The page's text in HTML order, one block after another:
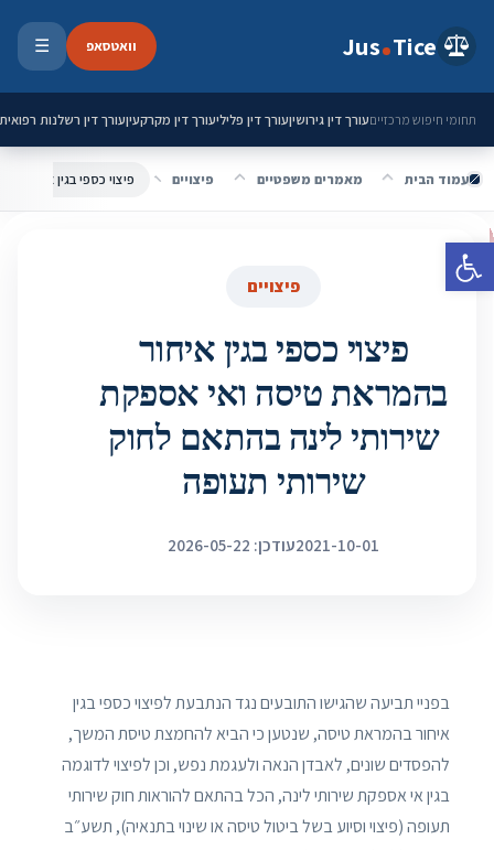
פתח סרגל נגישות
Jus Tice וואטסאפ ☰
תחומי חיפוש מרכזייםעורך דין גירושיןעורך דין פליליעורך דין מקרקעיןעורך דין רשלנות רפואית
עמוד הבית מאמרים משפטיים פיצויים
פיצויים
פיצוי כספי בגין איחור
בהמראת טיסה ואי אספקת
שירותי לינה בהתאם לחוק
שירותי תעופה
2021-10-01עודכן: 2026-05-22
בפניי תביעה שהגישו התובעים נגד הנתבעת לפיצוי כספי בגין
איחור בהמראת טיסה, שנטען כי הביא להחמצת טיסת המשך,
להפסדים שונים, לאבדן הנאה ולעגמת נפש, וכן לפיצוי לדוגמה
בגין אי אספקת שירותי לינה, הכל בהתאם להוראות חוק שירותי
תעופה (פיצוי וסיוע בשל ביטול טיסה או שינוי בתנאיה), תשע״ב